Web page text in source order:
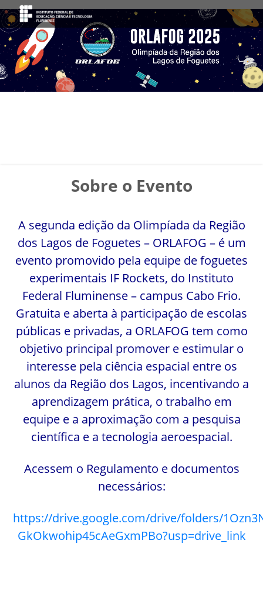
Sobre o Evento
A segunda edição da Olimpíada da Região
dos Lagos de Foguetes – ORLAFOG – é um
evento promovido pela equipe de foguetes
experimentais IF Rockets, do Instituto
Federal Fluminense – campus Cabo Frio.
Gratuita e aberta à participação de escolas
públicas e privadas, a ORLAFOG tem como
objetivo principal promover e estimular o
interesse pela ciência espacial entre os
alunos da Região dos Lagos, incentivando a
aprendizagem prática, o trabalho em
equipe e a aproximação com a pesquisa
científica e a tecnologia aeroespacial.
Acessem o Regulamento e documentos
necessários:
https://drive.google.com/drive/folders/
GkOkwohip45cAeGxmPBo?usp=drive_link